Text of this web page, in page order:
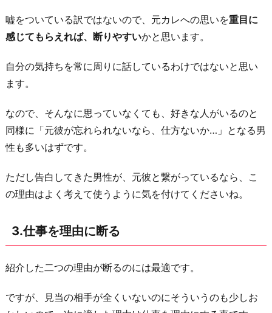
し
く
断
る
6.
の
関
が
良
い
断
嘘をついている訳ではないので、元カレへの思いを重目に
感じてもらえれば、断りやすいかと思います。
自分の気持ちを常に周りに話しているわけではないと思い
ます。
なので、そんなに思っていなくても、好きな人がいるのと
同様に「元彼が忘れられないなら、仕方ないか…」となる男
性も多いはずです。
ただし告白してきた男性が、元彼と繋がっているなら、こ
の理由はよく考えて使うように気を付けてくださいね。
3.仕事を理由に断る
紹介した二つの理由が断るのには最適です。
ですが、見当の相手が全くいないのにそういうのも少しお